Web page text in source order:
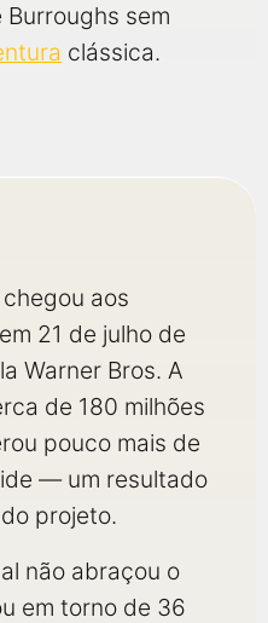
Burroughs sem
clássica.
chegou aos
21 de julho de
Warner Bros. A
de 180 milhões
pouco mais de
— um resultado
projeto.
não abraçou o
em torno de 36